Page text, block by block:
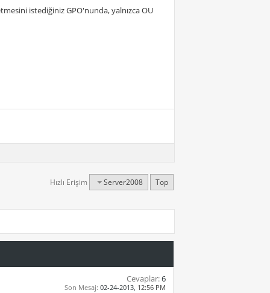
istediğiniz GPO'nunda, yalnızca OU
Hızlı Erişim Server2008 Top
Cevaplar:6
Son Mesaj: 02-24-2013, 12:56 PM